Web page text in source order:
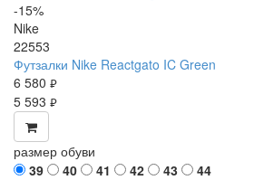
-15%
Nike
22553
Футзалки Nike Reactgato IC Green
6 580 руб.
5 593 руб.
размер обуви
39
40 41 42 43
44